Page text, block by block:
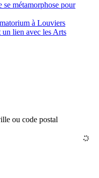
métamorphose pour
à Louviers
un lien avec les Arts
ou code postal